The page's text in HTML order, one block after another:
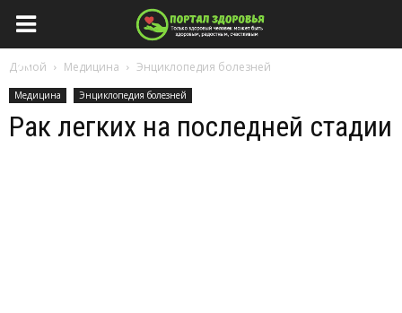
Домой Медицина Энциклопедия болезней
Медицина Энциклопедия болезней
Рак легких на последней стадии